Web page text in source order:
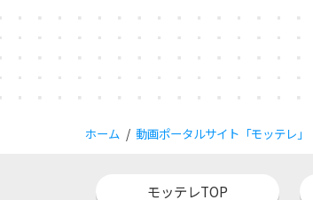
ホーム 動画ポータルサイト「モッテレ」
モッテレTOP